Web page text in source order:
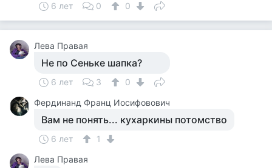
6 лет 0 0
Лева Правая
Не по Сеньке шапка?
6 лет 3
0
Фердинанд Франц Иосифовович
Вам не понять... кухаркины потомство
6 лет
1
Лева Правая